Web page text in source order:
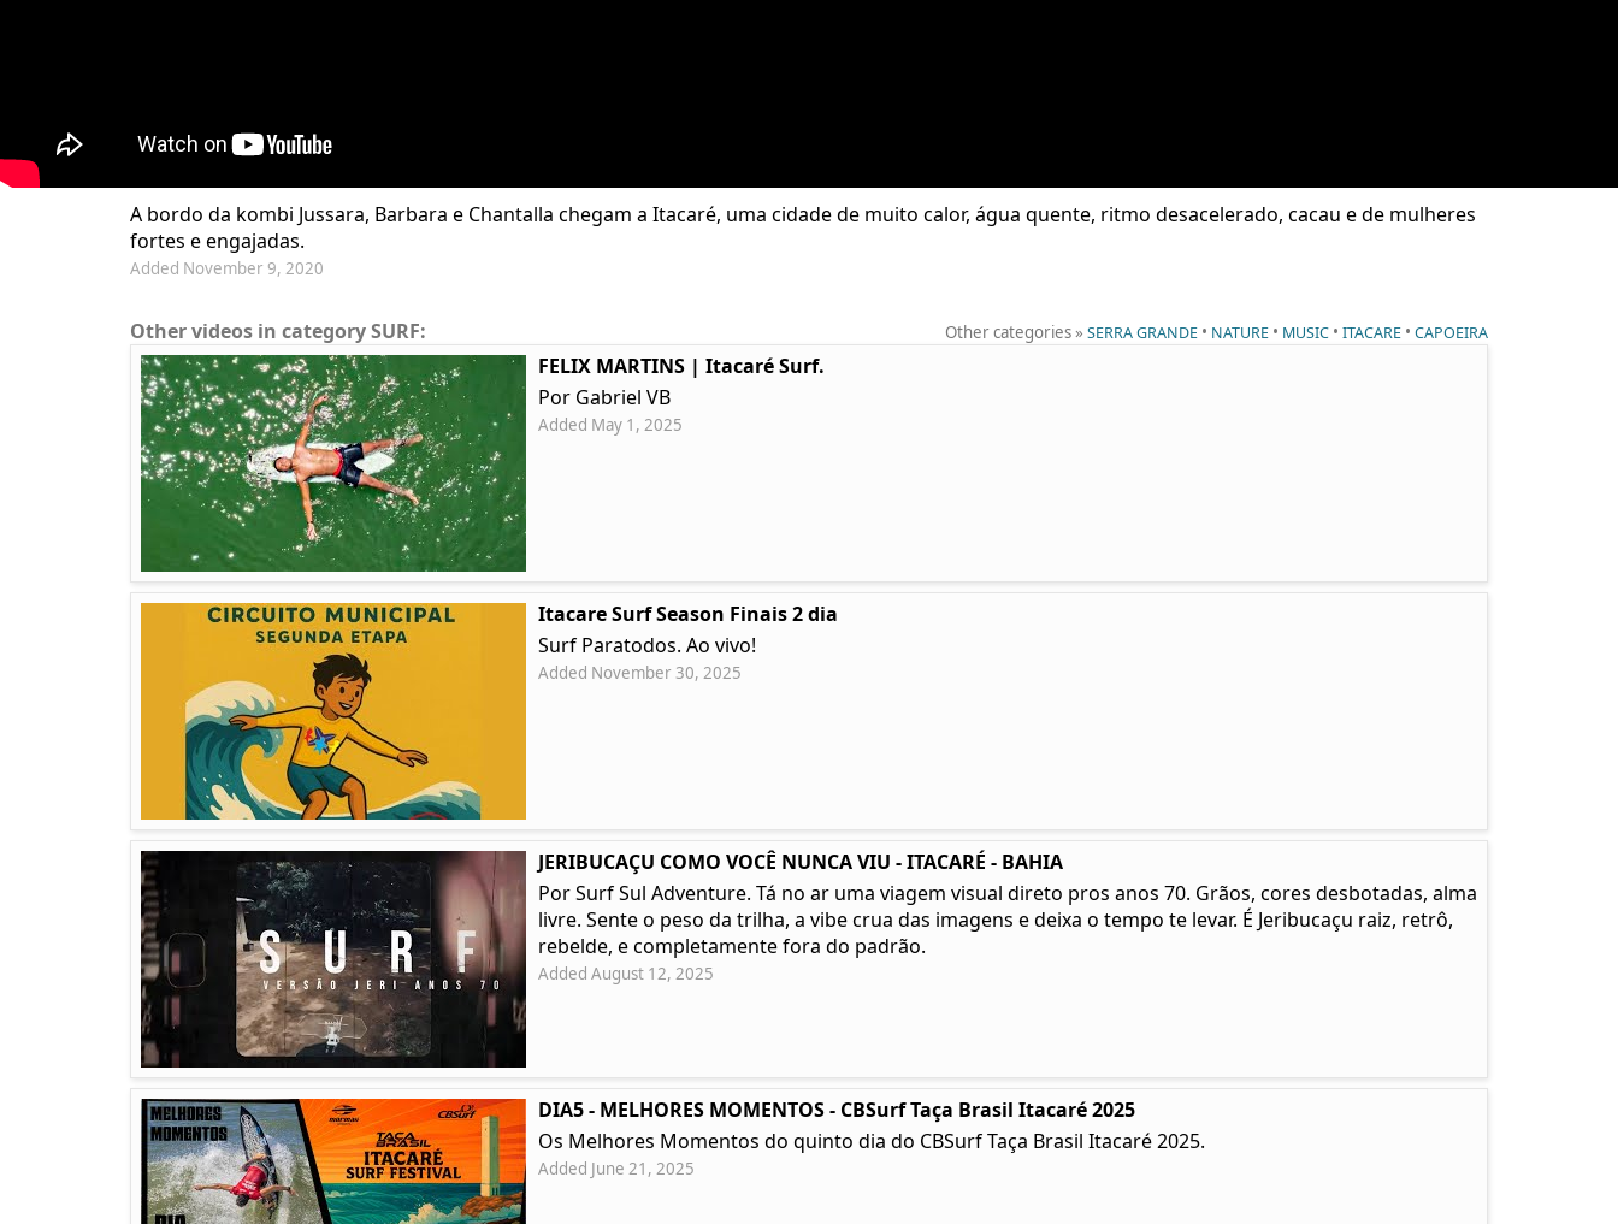
A bordo da kombi Jussara, Barbara e Chantalla chegam a Itacaré, uma cidade de muito calor, água quente, ritmo desacelerado, cacau e de mulheres
fortes e engajadas.
Added November 9, 2020
Other categories »SERRA GRANDE • NATURE • MUSIC •ITACARE •CAPOEIRA
Other videos in category SURF:
FELIX MARTINS | Itacaré Surf.
Por Gabriel VB
Added May 1, 2025
Itacare Surf Season Finais 2 dia
Surf Paratodos. Ao vivo!
Added November 30, 2025
JERIBUCAÇU COMO VOCÊ NUNCA VIU - ITACARÉ - BAHIA
Por Surf Sul Adventure. Tá no ar uma viagem visual direto pros anos 70. Grãos, cores desbotadas, alma
livre. Sente o peso da trilha, a vibe crua das imagens e deixa o tempo te levar. É Jeribucaçu raiz, retrô,
rebelde, e completamente fora do padrão.
Added August 12, 2025
DIA5 - MELHORES MOMENTOS - CBSurf Taça Brasil Itacaré 2025
Os Melhores Momentos do quinto dia do CBSurf Taça Brasil Itacaré 2025.
Added June 21, 2025